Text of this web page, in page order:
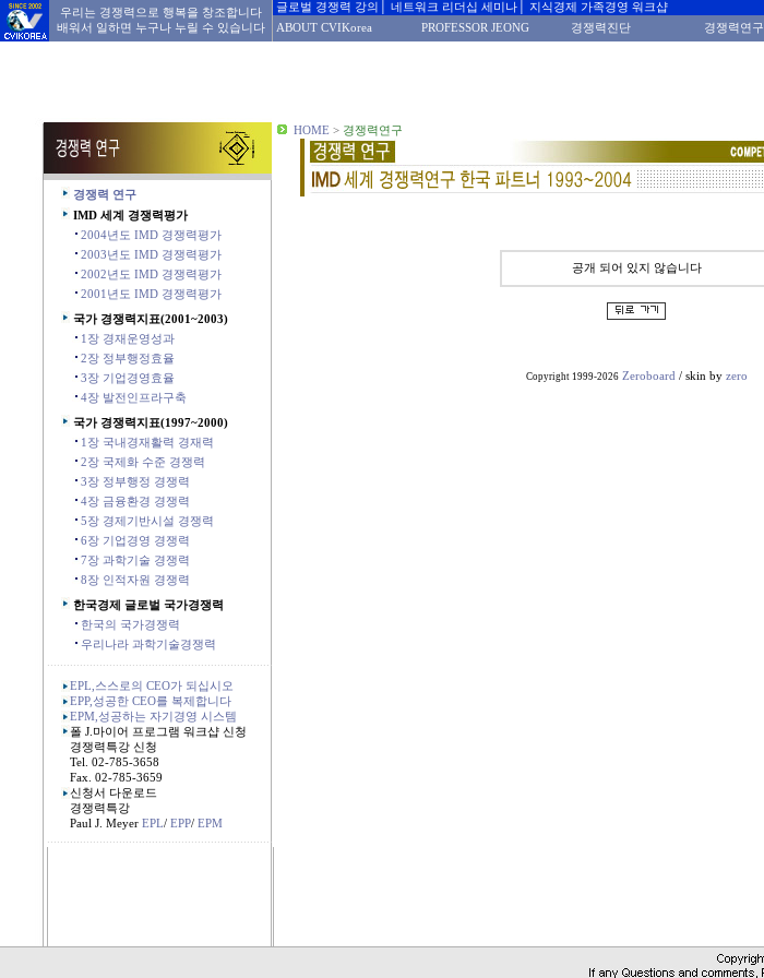
우리는 경쟁력으로 행복을 창조합니다
배워서 일하면 누구나 누릴 수 있습니다
글로벌 경쟁력 강의│ 네트워크 리더십 세미나│ 지식경제 가족경영 워크샵
ABOUT CVIKorea
PROFESSOR JEONG 경쟁력진단 경쟁력연구
경쟁력 연구
IMD 세계 경쟁력평가
2004년도 IMD 경쟁력평가
2003년도 IMD 경쟁력평가
2002년도 IMD 경쟁력평가
2001년도 IMD 경쟁력평가
국가 경쟁력지표(2001~2003)
1장 경재운영성과
2장 정부행정효율
3장 기업경영효율
4장 발전인프라구축
국가 경쟁력지표(1997~2000)
1장 국내경재활력 경재력
2장 국제화 수준 경쟁력
3장 정부행정 경쟁력
4장 금융환경 경쟁력
5장 경제기반시설 경쟁력
6장 기업경영 경쟁력
7장 과학기술 경쟁력
8장 인적자원 경쟁력
한국경제 글로벌 국가경쟁력
한국의 국가경쟁력
우리나라 과학기술경쟁력
EPL,스스로의 CEO가 되십시오
EPP,성공한 CEO를 복제합니다
EPM,성공하는 자기경영 시스템
폴 J.마이어 프로그램 워크샵 신청
경쟁력특강 신청
Tel. 02-785-3658
Fax. 02-785-3659
신청서 다운로드
경쟁력특강
Paul J. Meyer EPL/ EPP/ EPM
HOME > 경쟁력연구
공개 되어 있지 않습니다
Copyright 1999-2026 Zeroboard / skin by zero